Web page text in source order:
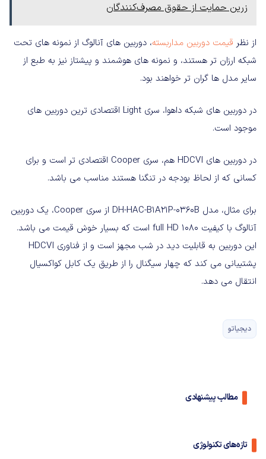
زرین حمایت از حقوق مصرف‌کنندگان
از نظر قیمت دوربین مداربسته، دوربین های آنالوگ از نمونه های تحت
شبکه ارزان تر هستند، و نمونه های هوشمند و پیشتاز نیز به طبع از
سایر مدل ها گران تر خواهند بود.
در دوربین های شبکه داهوا، سری
اقتصادی ترین دوربین های
موجود است.
در دوربین های هم، سری
اقتصادی تر است و برای
کسانی که از لحاظ بودجه در تنگنا هستند مناسب می باشد.
برای مثال، مدل از سری
، یک دوربین
آنالوگ با کیفیت
است که بسیار خوش قیمت می باشد.
این دوربین به قابلیت دید در شب مجهز است و از فناوری
پشتیبانی می کند که چهار سیگنال را از طریق یک کابل کواکسیال
انتقال می دهد.
دیجیاتو
مطالب پیشنهادی
تازه‌های تکنولوژی